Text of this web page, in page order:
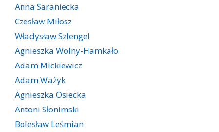
Anna Saraniecka
Czesław Miłosz
Władysław Szlengel
Agnieszka Wolny-Hamkało
Adam Mickiewicz
Adam Ważyk
Agnieszka Osiecka
Antoni Słonimski
Bolesław Leśmian